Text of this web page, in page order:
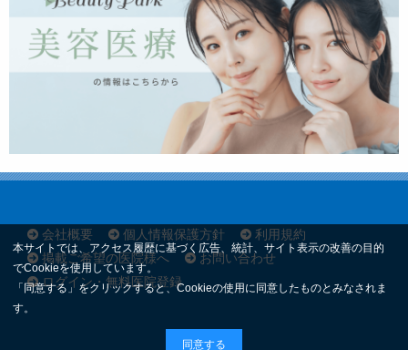
会社概要 個人情報保護方針
利用規約
掲載ご希望の医院様へ
お問い合わせ
ログイン・無料医院登録
本サイトでは、アクセス履歴に基づく広告、統計、サイト表示の改善の目的
でCookieを使用しています。
「同意する」をクリックすると、Cookieの使用に同意したものとみなされま
す。
同意する